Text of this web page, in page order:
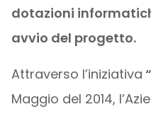
dotazioni
avvio del progetto.
Attraverso l’iniziativa
Maggio del 2014,